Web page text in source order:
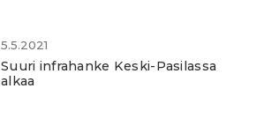
5.5.2021
Suuri infrahanke Keski-Pasilassa
alkaa